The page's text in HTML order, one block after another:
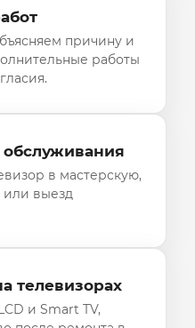
причину и
работы
в мастерскую,
или выезд
телевизорах
и Smart TV,